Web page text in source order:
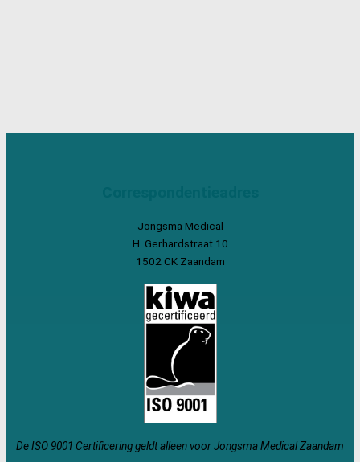
Jongsma Medical
H. Gerhardstraat 10
1502 CK Zaandam
De ISO 9001 Certificering geldt alleen voor Jongsma Medical Zaandam